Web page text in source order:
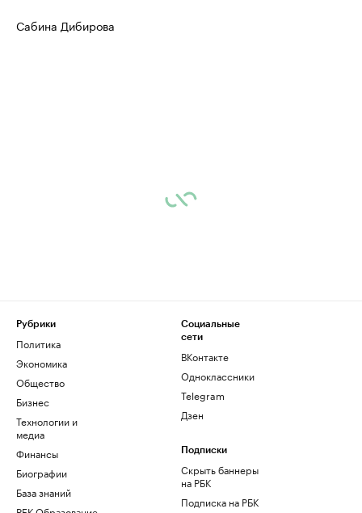
Сабина Дибирова
Рубрики
Политика
Экономика
Общество
Бизнес
Технологии и
медиа
Финансы
Биографии
База знаний
Социальные
сети
ВКонтакте
Одноклассники
Telegram
Дзен
Подписки
Скрыть баннеры
на РБК
Подписка на РБК